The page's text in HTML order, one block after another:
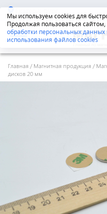
Мы используем cookies для
Продолжая пользоваться
обработки персональных данных
использования файлов cookies
Екатеринбург
Главная /Магнитная продукция /
дисков 20 мм